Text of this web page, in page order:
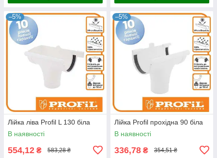
–5%
Лійка ліва Profil L 130 біла
В наявності
554,12 ₴ 583,28 ₴
–5%
Лійка Profil прохідна 90 біла
В наявності
336,78 ₴ 354,51 ₴